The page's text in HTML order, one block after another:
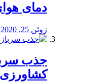
دمای
ژوئن 25, 2020
جذب